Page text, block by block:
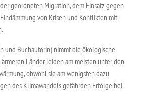
geordneten Migration, dem Einsatz gegen
von Krisen und Konflikten mit
und Buchautorin) nimmt die ökologische
Länder leiden am meisten unter den
obwohl sie am wenigsten dazu
des Klimawandels gefährden Erfolge bei